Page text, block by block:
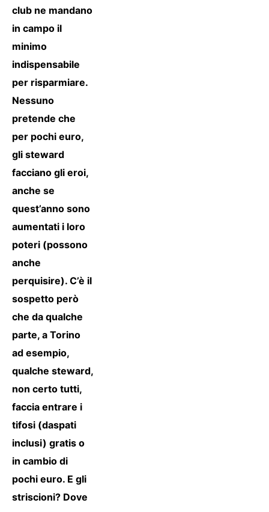
club ne mandano
in campo il
minimo
indispensabile
per risparmiare.
Nessuno
pretende che
per pochi euro,
gli steward
facciano gli eroi,
anche se
quest’anno sono
aumentati i loro
poteri (possono
anche
perquisire). C’è il
sospetto però
che da qualche
parte, a Torino
ad esempio,
qualche steward,
non certo tutti,
faccia entrare i
tifosi (daspati
inclusi) gratis o
in cambio di
pochi euro. E gli
striscioni? Dove